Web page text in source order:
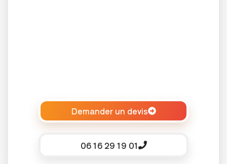
Demander un devis
06 16 29 19 01